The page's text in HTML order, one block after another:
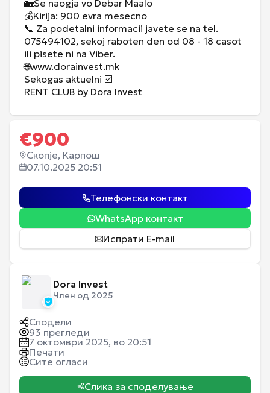
🏡Se naogja vo Debar Maalo
💰Kirija: 900 evra mesecno
📞 Za podetalni informacii javete se na tel.
075494102, sekoj raboten den od 08 - 18 casot
ili pisete ni na Viber.
🌐www.dorainvest.mk
Sekogas aktuelni ☑️
RENT CLUB by Dora Invest
€900
Скопје, Карпош
07.10.2025 20:51
Телефонски контакт
WhatsApp контакт
Испрати E-mail
Dora Invest
Член од 2025
Сподели
93 прегледи
7 октомври 2025, во 20:51
Печати
Сите огласи
Слика за споделување